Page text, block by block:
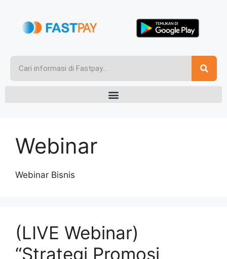
Webinar
Webinar Bisnis
(LIVE Webinar)
“Strategi Promosi